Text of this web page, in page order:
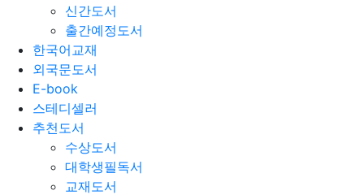
신간도서
출간예정도서
한국어교재
외국문도서
E-book
스테디셀러
추천도서
수상도서
대학생필독서
교재도서